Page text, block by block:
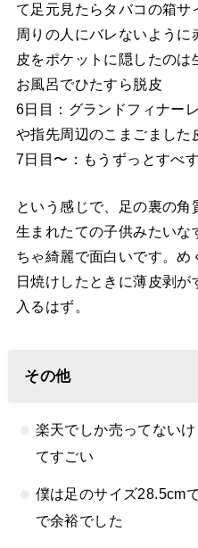
て足元見たらタバコの箱サ
周りの人にバレないよう
皮をポケットに隠したの
お風呂でひたすら脱皮
6日目：グランドフィナー
や指先周辺のこまごました
7日目〜：もうずっとすべ
という感じで、足の裏の
生まれたての子供みたいな
ちゃ綺麗で面白いです。
日焼けしたときに薄皮剥
入るはず。
その他
楽天でしか売ってない
てすごい
僕は足のサイズ28.5cm
で余裕でした